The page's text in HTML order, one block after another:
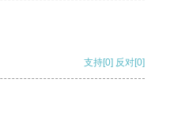
支持[0] 反对[0]